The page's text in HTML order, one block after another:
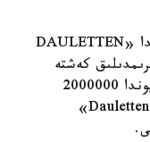
الماتى. KAZINFORM - الماتى قالاسىندا «DAULETTEN
كەشتە
ديماش قۇدايبەرگەننىڭ كوستيۋمى اۋكتسيوندا 2000000
تەڭگەگە ساتىلدى، - دەپ حابارلايدى «Dauletten»